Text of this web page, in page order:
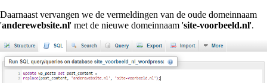
Daarnaast vervangen we de vermeldingen van de oude domeinnaam
'anderewebsite.nl' met de nieuwe domeinnaam 'site-voorbeeld.nl'.